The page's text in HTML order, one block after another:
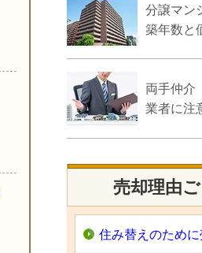
分譲マン
築年数と
両手仲介
業者に注
売却理由
住み替えのために